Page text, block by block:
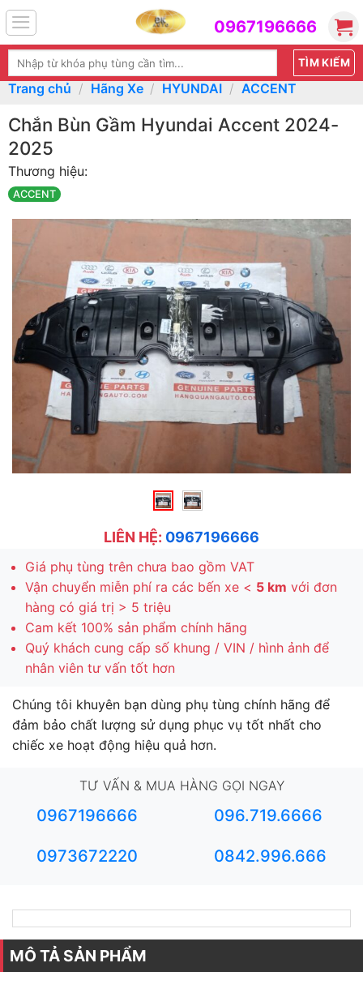
Skip
to
content
0967196666
Trang chủ / Hãng Xe / HYUNDAI / ACCENT
Chắn Bùn Gầm Hyundai Accent 2024-
2025
Thương hiệu:
ACCENT
LIÊN HỆ: 0967196666
Giá phụ tùng trên chưa bao gồm VAT
Vận chuyển miễn phí ra các bến xe < 5 km với đơn
hàng có giá trị > 5 triệu
Cam kết 100% sản phẩm chính hãng
Quý khách cung cấp số khung / VIN / hình ảnh để
nhân viên tư vấn tốt hơn
Chúng tôi khuyên bạn dùng phụ tùng chính hãng để
đảm bảo chất lượng sử dụng phục vụ tốt nhất cho
chiếc xe hoạt động hiệu quả hơn.
TƯ VẤN & MUA HÀNG GỌI NGAY
0967196666 096.719.6666
0973672220 0842.996.666
MÔ TẢ SẢN PHẨM